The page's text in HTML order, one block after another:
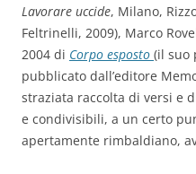
Lavorare uccide, Milano,
Feltrinelli, 2009), Marco
2004 di Corpo esposto (il suo
pubblicato dall’editore
straziata raccolta di versi e
e condivisibili, a un certo
apertamente rimbaldiano,